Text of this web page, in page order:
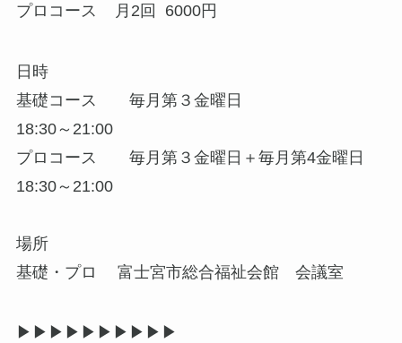
プロコース 月2回 6000円
日時
基礎コース 毎月第３金曜日
18:30～21:00
プロコース 毎月第３金曜日＋毎月第4金曜日
18:30～21:00
場所
基礎・プロ 富士宮市総合福祉会館 会議室
▶▶︎▶︎▶▶︎▶︎▶▶︎▶︎▶